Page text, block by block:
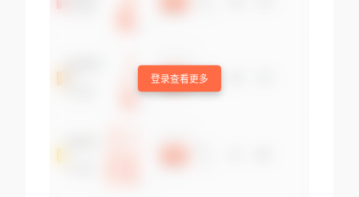
登录查看更多